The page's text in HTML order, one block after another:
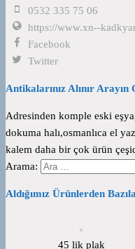
0532 335 75 06
https://www.xn--
Facebook
Twitter
Antikalarınız Alınır Arayın
Adresinden komple eski
dokuma halı,osmanlıca el
kalem daha bir çok ürün
Arama:
Aldığımız Ürünlerden
45 lik plak